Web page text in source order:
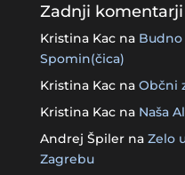
Zadnji komentarji
Kristina Kacna
Spomin(čica)
Kristina Kacna Občni
Kristina Kacna Naša
Andrej Špilerna Zelo
Zagrebu